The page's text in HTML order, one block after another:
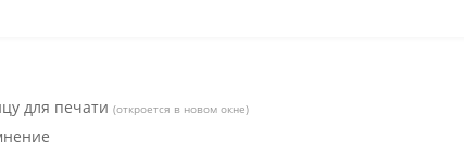
для печати (откроется в новом окне)